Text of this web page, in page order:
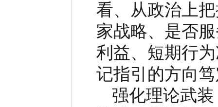
看、从政治上
家战略、是否
利益、短期行
记指引的方向
强化理论武